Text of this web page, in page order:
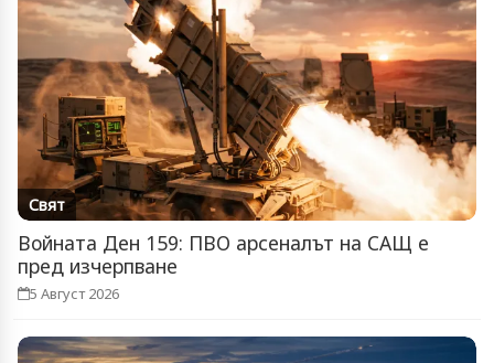
Свят
Войната Ден 159: ПВО арсеналът на САЩ е
пред изчерпване
5 Август 2026